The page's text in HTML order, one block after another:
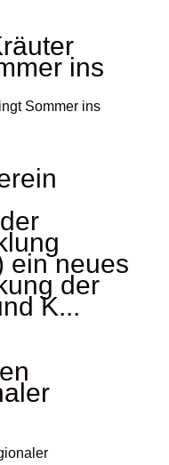
Sommer ins
ein neues
der
K...